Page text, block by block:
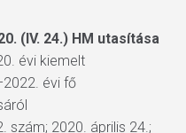
(IV. 24.) HM utasítása
évi kiemelt
évi fő
szám; 2020. április 24.;